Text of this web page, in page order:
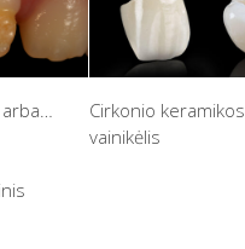
Cirkonio keramikos
vainikėlis